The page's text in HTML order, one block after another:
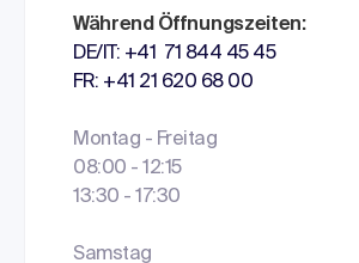
Während Öffnungszeiten:
DE/IT: +41 71 844 45 45
FR: +41 21 620 68 00
Montag - Freitag
08:00 - 12:15
13:30 - 17:30
Samstag